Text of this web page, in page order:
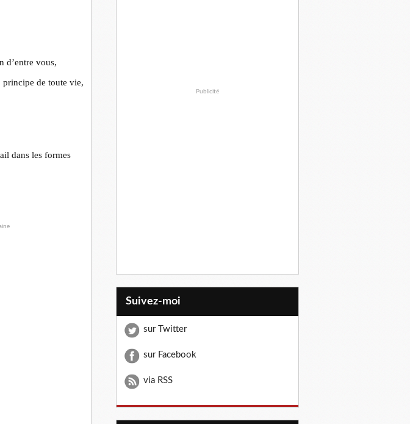
d’entre vous,
de toute vie,
dans les formes
Publicité
Suivez-moi
sur Twitter
sur Facebook
via RSS